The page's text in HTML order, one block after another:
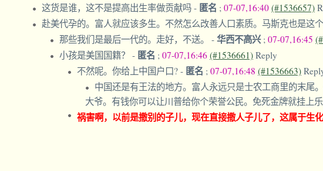
这货是谁，这不是提高出生率做贡献吗 - 匿名 ; 07-07,16:40 (#1536657)
赴美代孕的。富人就应该多生。不然怎么改善人口素质。马斯克也是这个
那些我们是最后一代的。走好，不送。 - 华西不高兴 ; 07-07,16:45
小孩是美国国籍？ - 匿名 ; 07-07,16:46 (#1536661) Reply
不然呢。你给上中国户口? - 匿名 ; 07-07,16:48 (#1536663)
中国还是有王法的地方。富人永远只是士农工商里的末尾
大爷。有钱你可以让川普给你个荣誉公民。免死金牌就挂上乐
祸害啊，以前是撒别的子儿，现在直接撒人子儿了，这属于生